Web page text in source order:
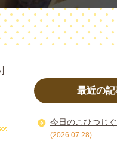
最近の記
今日のこひつじ
(2026.07.28)